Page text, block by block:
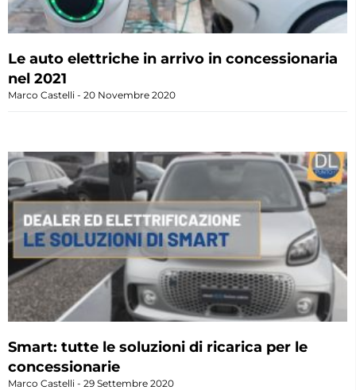
Le auto elettriche in arrivo in concessionaria
nel 2021
Marco Castelli 20 Novembre 2020
Smart: tutte le soluzioni di ricarica per le
concessionarie
Marco Castelli 29 Settembre 2020